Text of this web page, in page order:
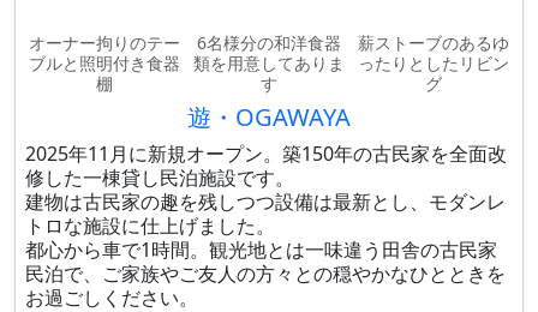
オーナー拘りのテー
ブルと照明付き食器
棚
6名様分の和洋食器
類を用意してありま
す
薪ストーブのあるゆ
ったりとしたリビン
グ
遊・OGAWAYA
2025年11月に新規オープン。築150年の古民家を全面改
修した一棟貸し民泊施設です。
建物は古民家の趣を残しつつ設備は最新とし、モダンレ
トロな施設に仕上げました。
都心から車で1時間。観光地とは一味違う田舎の古民家
民泊で、ご家族やご友人の方々との穏やかなひとときを
お過ごしください。